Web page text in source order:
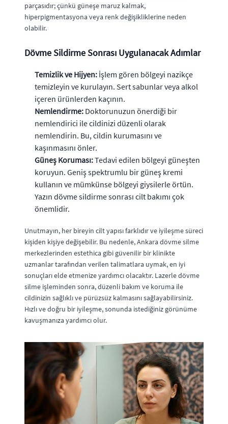
parçasıdır; çünkü güneşe maruz kalmak,
hiperpigmentasyona veya renk değişikliklerine neden
olabilir.
Dövme Sildirme Sonrası Uygulanacak Adımlar
Temizlik ve Hijyen: İşlem gören bölgeyi nazikçe
temizleyin ve kurulayın. Sert sabunlar veya alkol
içeren ürünlerden kaçının.
Nemlendirme: Doktorunuzun önerdiği bir
nemlendirici ile cildinizi düzenli olarak
nemlendirin. Bu, cildin kurumasını ve
kaşınmasını önler.
Güneş Koruması:Tedavi edilen bölgeyi güneşten
koruyun. Geniş spektrumlu bir güneş kremi
kullanın ve mümkünse bölgeyi giysilerle örtün.
Yazın dövme sildirme sonrası cilt bakımı çok
önemlidir.
Unutmayın, her bireyin cilt yapısı farklıdır ve iyileşme süreci
kişiden kişiye değişebilir. Bu nedenle, Ankara dövme silme
merkezlerinden estethica gibi güvenilir bir klinikte
uzmanlar tarafından verilen talimatlara uymak, en iyi
sonuçları elde etmenize yardımcı olacaktır. Lazerle dövme
silme işleminden sonra, düzenli bakım ve koruma ile
cildinizin sağlıklı ve pürüzsüz kalmasını sağlayabilirsiniz.
Hızlı ve doğru bir iyileşme, sonunda istediğiniz görünüme
kavuşmanıza yardımcı olur.